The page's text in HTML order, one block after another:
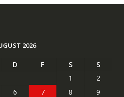
2026
D F S
S
1
2
6 7 8
9